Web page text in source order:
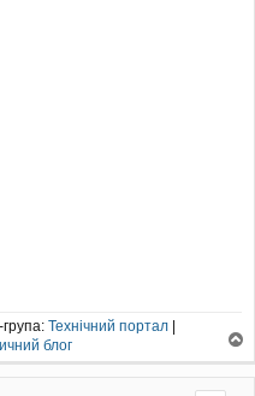
Технічний портал |
блог
о
г